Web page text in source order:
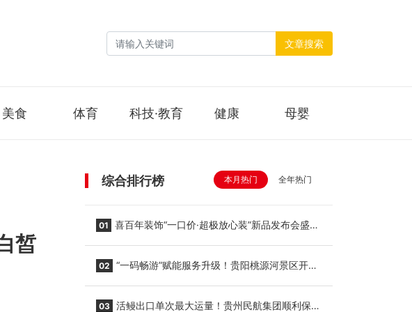
文章搜索
美食 体育 科技·教育 健康 母婴
皙
综合排行榜 本月热门 全年热门
01 喜百年装饰“一口价·超极放心装”新品发布会盛大
02 “一码畅游”赋能服务升级！贵阳桃源河景区开
03 活鳗出口单次最大运量！贵州民航集团顺利保障